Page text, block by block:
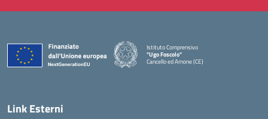
Istituto Comprensivo
"Ugo Foscolo"
Cancello ed Arnone (CE)
Link Esterni